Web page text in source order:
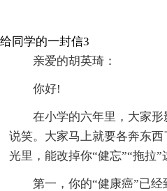
给同学的一封信3
亲爱的胡英琦：
你好!
在小学的六年里，大家
说笑。大家马上就要各奔东
光里，能改掉你“健忘”“拖拉”
第一，你的“健康癌”已